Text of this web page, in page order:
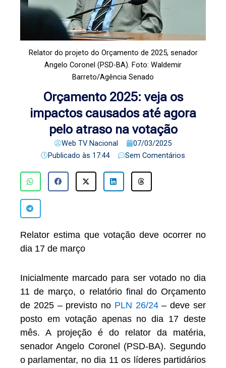
Relator do projeto do Orçamento de 2025, senador
Angelo Coronel (PSD-BA). Foto: Waldemir
Barreto/Agência Senado
Orçamento 2025: veja os
impactos causados até agora
pelo atraso na votação
Web TV Nacional
07/03/2025
Publicado às 17:44 Sem Comentários
Relator estima que votação deve ocorrer no
dia 17 de março
Inicialmente marcado para ser votado no dia
11 de março, o relatório final do Orçamento
de 2025 – previsto no PLN 26/24– deve ser
posto em votação apenas no dia 17 deste
mês. A projeção é do relator da matéria,
senador Angelo Coronel (PSD-BA). Segundo
o parlamentar, no dia 11 os líderes partidários